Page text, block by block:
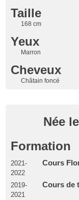
Taille
168 cm
Yeux
Marron
Cheveux
Châtain foncé
Née
Formation
2021-
2022
Cours
2019-
2021
Cours de